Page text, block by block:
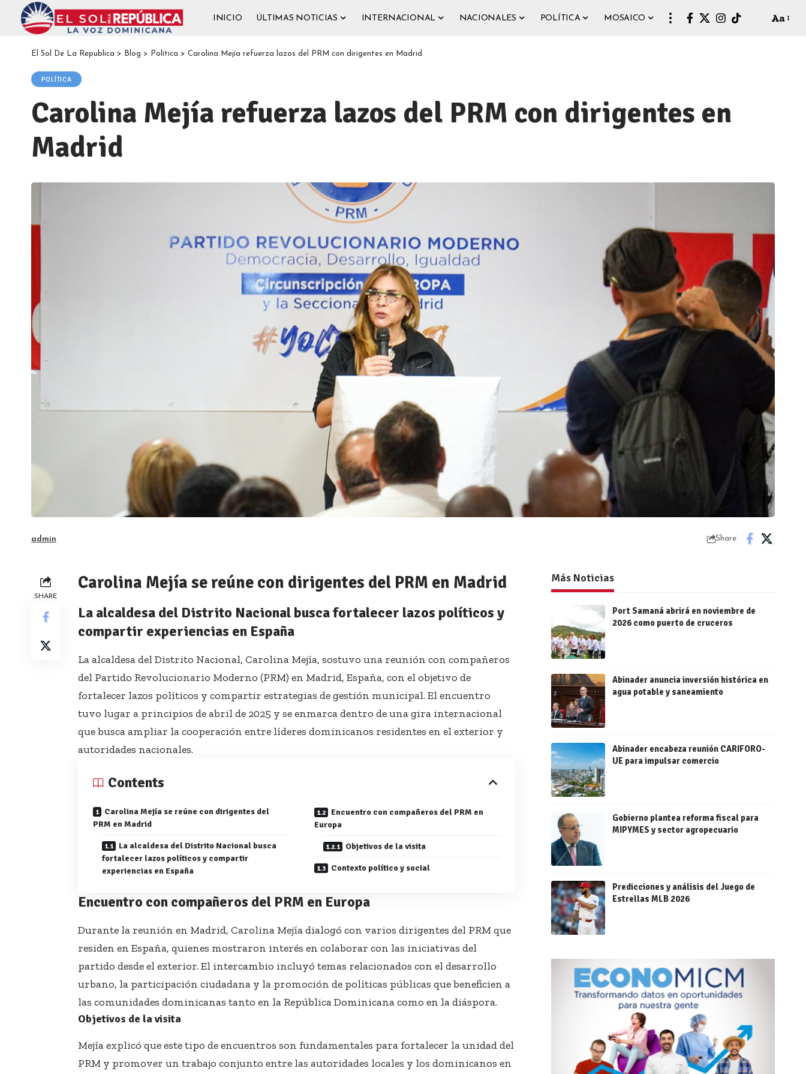
INICIO ÚLTIMAS NOTICIAS INTERNACIONAL NACIONALES POLÍTICA MOSAICO Aa
El Sol De La Republica > Blog > Política > Carolina Mejía refuerza lazos del PRM con dirigentes en Madrid
POLÍTICA
Carolina Mejía refuerza lazos del PRM con dirigentes en
Madrid
admin Share
SHARE
Carolina Mejía se reúne con dirigentes del PRM en Madrid
La alcaldesa del Distrito Nacional busca fortalecer lazos políticos y
compartir experiencias en España
La alcaldesa del Distrito Nacional, Carolina Mejía, sostuvo una reunión con compañeros
del Partido Revolucionario Moderno (PRM) en Madrid, España, con el objetivo de
fortalecer lazos políticos y compartir estrategias de gestión municipal. El encuentro
tuvo lugar a principios de abril de 2025 y se enmarca dentro de una gira internacional
que busca ampliar la cooperación entre líderes dominicanos residentes en el exterior y
autoridades nacionales.
Contents
Carolina Mejía se reúne con dirigentes del
PRM en Madrid
La alcaldesa del Distrito Nacional busca
fortalecer lazos políticos y compartir
experiencias en España
Encuentro con compañeros del PRM en
Europa
Objetivos de la visita
Contexto político y social
Encuentro con compañeros del PRM en Europa
Durante la reunión en Madrid, Carolina Mejía dialogó con varios dirigentes del PRM que
residen en España, quienes mostraron interés en colaborar con las iniciativas del
partido desde el exterior. El intercambio incluyó temas relacionados con el desarrollo
urbano, la participación ciudadana y la promoción de políticas públicas que beneficien a
las comunidades dominicanas tanto en la República Dominicana como en la diáspora.
Objetivos de la visita
Mejía explicó que este tipo de encuentros son fundamentales para fortalecer la unidad del
PRM y promover un trabajo conjunto entre las autoridades locales y los dominicanos en
Más Noticias
Port Samaná abrirá en noviembre de
2026 como puerto de cruceros
Abinader anuncia inversión histórica en
agua potable y saneamiento
Abinader encabeza reunión CARIFORO-
UE para impulsar comercio
Gobierno plantea reforma fiscal para
MIPYMES y sector agropecuario
Predicciones y análisis del Juego de
Estrellas MLB 2026